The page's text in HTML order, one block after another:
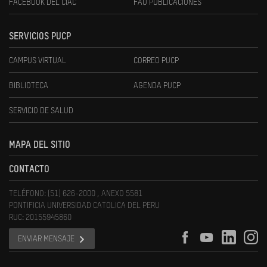
FACEBOOK DEL CIAC FAU PUBLICACIONES
SERVICIOS PUCP
CAMPUS VIRTUAL CORREO PUCP
BIBLIOTECA AGENDA PUCP
SERVICIO DE SALUD
MAPA DEL SITIO
CONTACTO
TELÉFONO: (51) 626-2000 , ANEXO 5581
PONTIFICIA UNIVERSIDAD CATOLICA DEL PERU
RUC: 20155945860
ENVIAR MENSAJE